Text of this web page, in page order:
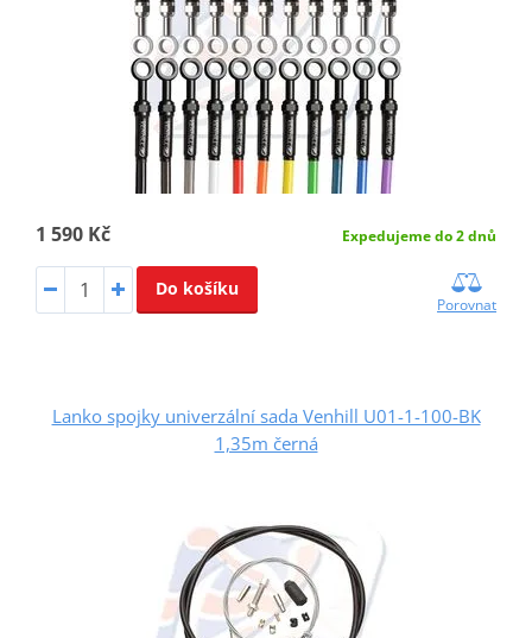
1 590 Kč Expedujeme do 2 dnů
Do košíku
Porovnat
Lanko spojky univerzální sada Venhill U01-1-100-BK
1,35m černá